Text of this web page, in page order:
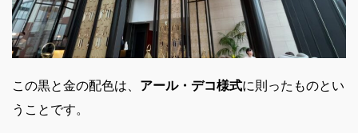
この黒と金の配色は、 アール・デコ様式に則ったものとい
うことです。